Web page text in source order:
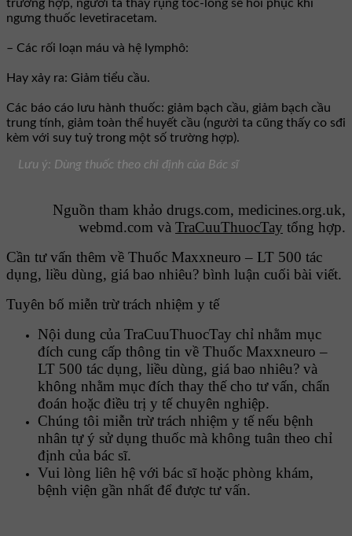
trường hợp, người ta thấy rụng tóc-lông sẽ hồi phục khi
ngưng thuốc levetiracetam.
– Các rối loạn máu và hệ lymphô:
Hay xảy ra: Giảm tiểu cầu.
Các báo cáo lưu hành thuốc: giảm bạch cầu, giảm bạch cầu
trung tính, giảm toàn thể huyết cầu (người ta cũng thấy co sđi
kèm với suy tuỷ trong một số trường hợp).
Lưu ý: Dùng thuốc theo chỉ định của Bác sĩ
Nguồn tham khảo drugs.com, medicines.org.uk,
webmd.com và TraCuuThuocTay tổng hợp.
Cần tư vấn thêm về Thuốc Maxxneuro – LT 500 tác
dụng, liều dùng, giá bao nhiêu? bình luận cuối bài viết.
Tuyên bố miễn trừ trách nhiệm y tế
Nội dung của TraCuuThuocTay chỉ nhằm mục
đích cung cấp thông tin về Thuốc Maxxneuro –
LT 500 tác dụng, liều dùng, giá bao nhiêu? và
không nhằm mục đích thay thế cho tư vấn, chẩn
đoán hoặc điều trị y tế chuyên nghiệp.
Chúng tôi miễn trừ trách nhiệm y tế nếu bệnh
nhân tự ý sử dụng thuốc mà không tuân theo chỉ
định của bác sĩ.
Vui lòng liên hệ với bác sĩ hoặc phòng khám,
bệnh viện gần nhất để được tư vấn.